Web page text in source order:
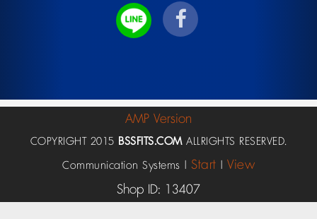
AMP Version
COPYRIGHT 2015 BSSFITS.COM ALLRIGHTS RESERVED.
Communication Systems | Start | View
Shop ID: 13407